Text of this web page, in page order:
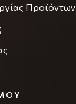
Προϊόντων